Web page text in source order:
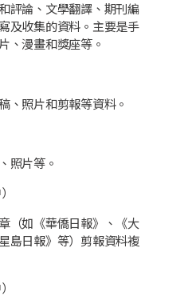
評論、文學翻譯、期刊編
及收集的資料。主要是手
、漫畫和獎座等。
、照片和剪報等資料。
照片等。
（如《華僑日報》、《大
島日報》等）剪報資料複